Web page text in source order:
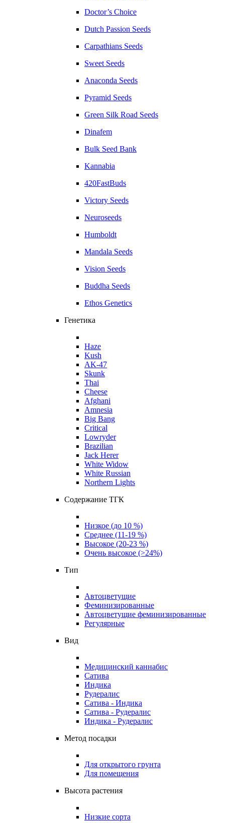
Doctor’s Choice
Dutch Passion Seeds
Carpathians Seeds
Sweet Seeds
Anaconda Seeds
Pyramid Seeds
Green Silk Road Seeds
Dinafem
Bulk Seed Bank
Kannabia
420FastBuds
Victory Seeds
Neuroseeds
Humboldt
Mandala Seeds
Vision Seeds
Buddha Seeds
Ethos Genetics
Генетика
Haze
Kush
AK-47
Skunk
Thai
Cheese
Afghani
Amnesia
Big Bang
Critical
Lowryder
Brazilian
Jack Herer
White Widow
White Russian
Northern Lights
Содержание ТГК
Низкое (до 10 %)
Среднее (11-19 %)
Высокое (20-23 %)
Очень высокое (>24%)
Тип
Автоцветущие
Феминизированные
Автоцветущие феминизированные
Регулярные
Вид
Медицинский каннабис
Сатива
Индика
Рудералис
Сатива - Индика
Сатива - Рудералис
Индика - Рудералис
Метод посадки
Для открытого грунта
Для помещения
Высота растения
Низкие сорта